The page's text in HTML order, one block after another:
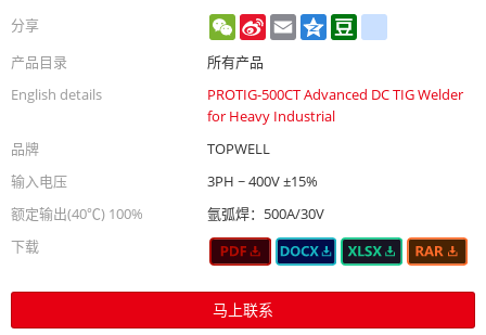
分享 WeChat
Sina
Weibo
EmailQzone
产品目录
所有产品
English details
PROTIG-500CT Advanced DC TIG Welder
for Heavy Industrial
品牌
TOPWELL
输入电压
3PH ~ 400V ±15%
额定输出(40℃) 100%
氩弧焊：500A/30V
下载
马上联系